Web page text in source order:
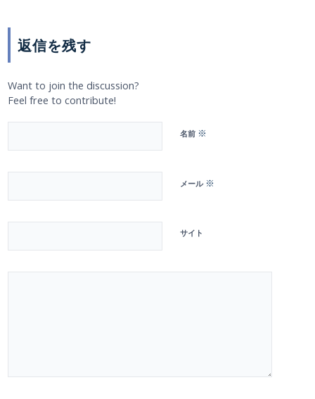
返信を残す
Want to join the discussion?
Feel free to contribute!
名前 ※
メール ※
サイト